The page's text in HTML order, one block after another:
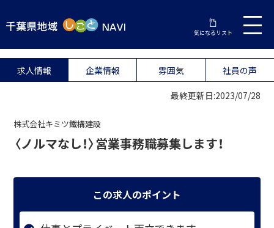
気になるリスト
求人情報 企業情報 雰囲気 社員の声
最終更新日:2023/07/28
株式会社キミツ鐵構建設
〈ノルマなし！〉営業事務職募集します！
この求人のポイント